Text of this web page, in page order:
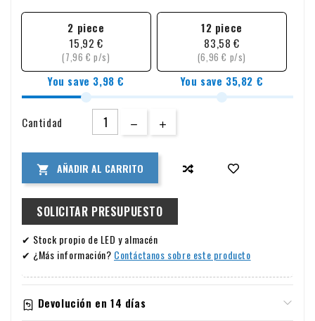
2 piece
15,92 €
(7,96 € p/s)
You save 3,98 €
12 piece
83,58 €
(6,96 € p/s)
You save 35,82 €
Cantidad
 AÑADIR AL CARRITO
SOLICITAR PRESUPUESTO
✔ Stock propio de LED y almacén
✔ ¿Más información? Contáctanos sobre este producto
Devolución en 14 días